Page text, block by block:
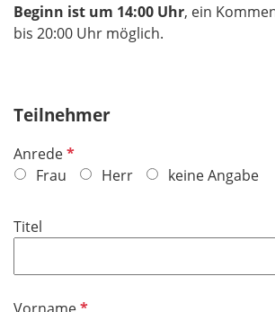
Beginn ist um 14:00 Uhr, ein
bis 20:00 Uhr möglich.
Teilnehmer
AnredeP
f
c
t
f
Frau Herr keine Angabe
Titel
VornameP